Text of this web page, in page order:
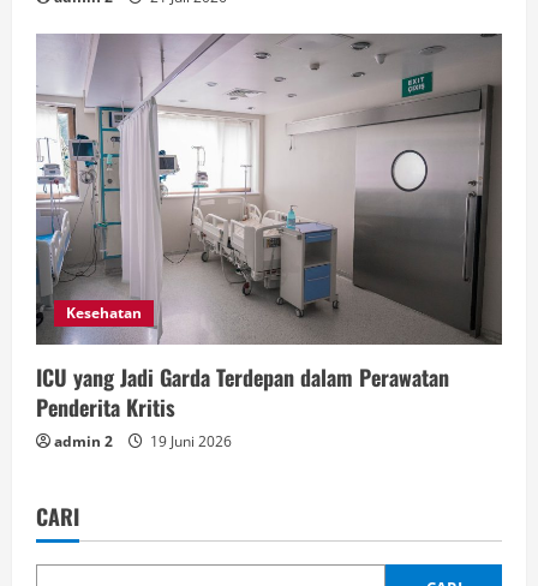
Kesehatan
ICU yang Jadi Garda Terdepan dalam Perawatan
Penderita Kritis
admin 2 19 Juni 2026
CARI